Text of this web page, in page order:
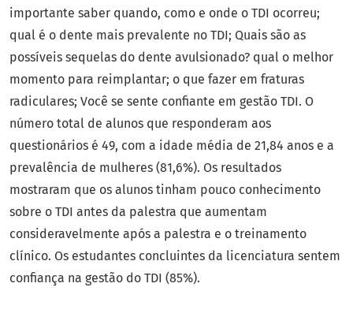
importante saber quando, como e onde o TDI ocorreu;
qual é o dente mais prevalente no TDI; Quais são as
possíveis sequelas do dente avulsionado? qual o melhor
momento para reimplantar; o que fazer em fraturas
radiculares; Você se sente confiante em gestão TDI. O
número total de alunos que responderam aos
questionários é 49, com a idade média de 21,84 anos e a
prevalência de mulheres (81,6%). Os resultados
mostraram que os alunos tinham pouco conhecimento
sobre o TDI antes da palestra que aumentam
consideravelmente após a palestra e o treinamento
clínico. Os estudantes concluintes da licenciatura sentem
confiança na gestão do TDI (85%).